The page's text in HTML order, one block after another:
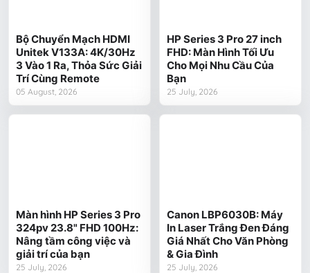
Bộ Chuyển Mạch HDMI
Unitek V133A: 4K/30Hz
3 Vào 1 Ra, Thỏa Sức Giải
Trí Cùng Remote
05 August, 2026
HP Series 3 Pro 27 inch
FHD: Màn Hình Tối Ưu
Cho Mọi Nhu Cầu Của
Bạn
25 July, 2026
Màn hình HP Series 3 Pro
324pv 23.8" FHD 100Hz:
Nâng tầm công việc và
giải trí của bạn
25 July, 2026
Canon LBP6030B: Máy
In Laser Trắng Đen Đáng
Giá Nhất Cho Văn Phòng
& Gia Đình
25 July, 2026